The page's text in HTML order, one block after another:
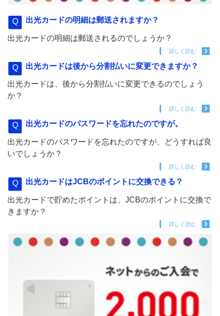
出光カードの明細は郵送されますか？
出光カードの明細は郵送されるのでしょうか？
詳しく読む
出光カードは後から分割払いに変更できますか？
出光カードは、後から分割払いに変更できるのでしょう
か？
詳しく読む
出光カードのパスワードを忘れたのですが。
出光カードのパスワードを忘れたのですが、どうすれば良
いでしょうか？
詳しく読む
出光カードはJCBのポイントに交換できる？
出光カードで貯めたポイントは、JCBのポイントに交換で
きますか？
詳しく読む